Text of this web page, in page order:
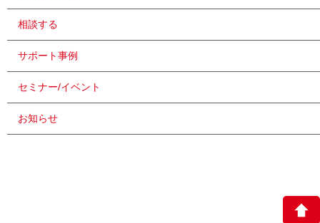
相談する
サポート事例
セミナー/イベント
お知らせ